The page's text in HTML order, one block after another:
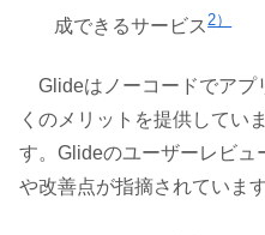
成できるサービス2）
Glideはノーコードでアプ
くのメリットを提供してい
す。Glideのユーザーレビュ
や改善点が指摘されています